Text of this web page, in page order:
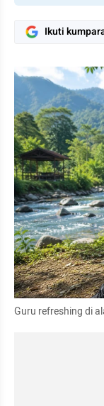
Ikuti
Guru refreshing di